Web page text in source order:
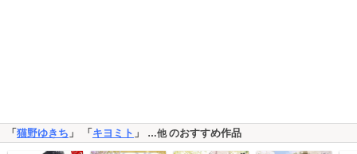
「 猫野ゆきち 」 「 キヨミト 」 …他のおすすめ作品